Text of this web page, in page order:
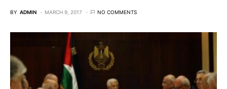
BY ADMIN MARCH 9, 2017 NO COMMENTS